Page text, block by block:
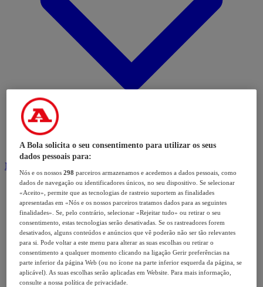
Modalidades
A Bola solicita o seu consentimento para utilizar os seus
dados pessoais para:
Nós e os nossos298 parceiros armazenamos e acedemos a dados pessoais, como
dados de navegação ou identificadores únicos, no seu dispositivo. Se selecionar
«Aceito», permite que as tecnologias de rastreio suportem as finalidades
apresentadas em «Nós e os nossos parceiros tratamos dados para as seguintes
finalidades». Se, pelo contrário, selecionar «Rejeitar tudo» ou retirar o seu
consentimento, estas tecnologias serão desativadas. Se os rastreadores forem
desativados, alguns conteúdos e anúncios que vê poderão não ser tão relevantes
para si. Pode voltar a este menu para alterar as suas escolhas ou retirar o
consentimento a qualquer momento clicando na ligação Gerir preferências na
parte inferior da página Web (ou no ícone na parte inferior esquerda da página, se
aplicável). As suas escolhas serão aplicadas em Website. Para mais informação,
consulte a nossa política de privacidade.